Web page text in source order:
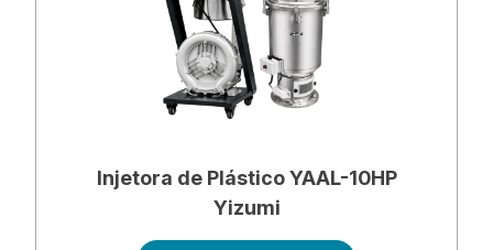
Injetora de Plástico YAAL-10HP
Yizumi